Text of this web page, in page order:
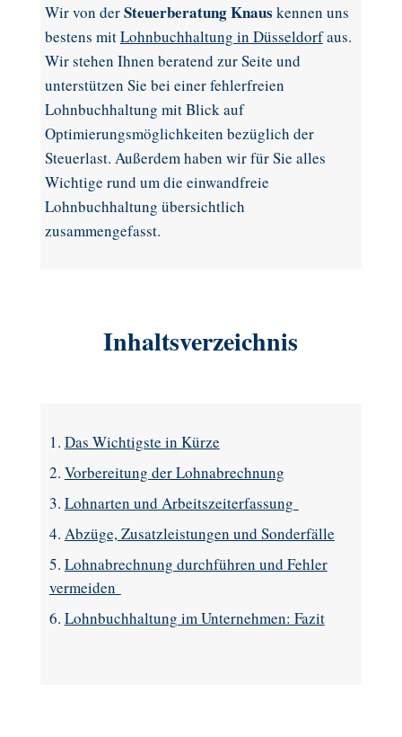
Wir von derSteuerberatung Knaus kennen uns
bestens mitLohnbuchhaltung in Düsseldorfaus.
Wir stehen Ihnen beratend zur Seite und
unterstützen Sie bei einer fehlerfreien
Lohnbuchhaltung mit Blick auf
Optimierungsmöglichkeiten bezüglich der
Steuerlast. Außerdem haben wir für Sie alles
Wichtige rund um die einwandfreie
Lohnbuchhaltung übersichtlich
zusammengefasst.
Inhaltsverzeichnis
Das Wichtigste in Kürze
Vorbereitung der Lohnabrechnung
Lohnarten und Arbeitszeiterfassung
Abzüge, Zusatzleistungen und Sonderfälle
Lohnabrechnung durchführen und Fehler
vermeiden
Lohnbuchhaltung im Unternehmen: Fazit